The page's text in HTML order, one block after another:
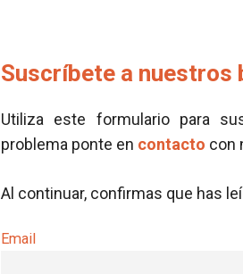
Suscríbete a nuestros
Utiliza este formulario para
problema ponte en contacto con
Al continuar, confirmas que has
Email